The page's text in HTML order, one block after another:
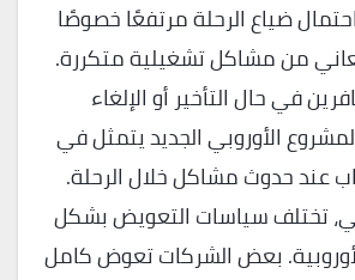
ضياع الرحلة مرتفعًا خصوصًا
من مشاكل تشغيلية متكررة.
في حال التأخير أو الإلغاء
الأوروبي الجديد يتمثل في
عند حدوث مشاكل خلال الرحلة.
تختلف سياسات التعويض بشكل
بعض الشركات تعوض كامل